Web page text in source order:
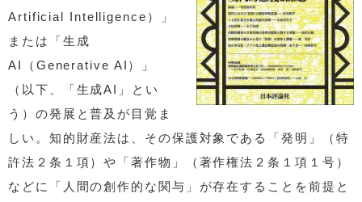
Artificial Intelligence）」
または「生成
AI（Generative AI）」
（以下、「生成AI」とい
う）の発展と普及が目覚ま
しい。知的財産法は、その保護対象である「発明」（特
許法２条１項）や「著作物」（著作権法２条１項１号）
などに「人間の創作的な関与」が存在することを前提と